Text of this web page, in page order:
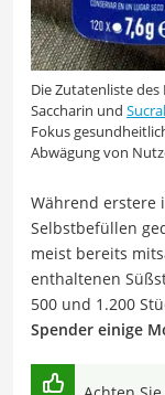
Die Zutatenliste
Saccharin und
Fokus
Abwägung von
Während erstere
Selbstbefüllen
meist bereits
enthaltenen
500 und 1.200
Spender einige